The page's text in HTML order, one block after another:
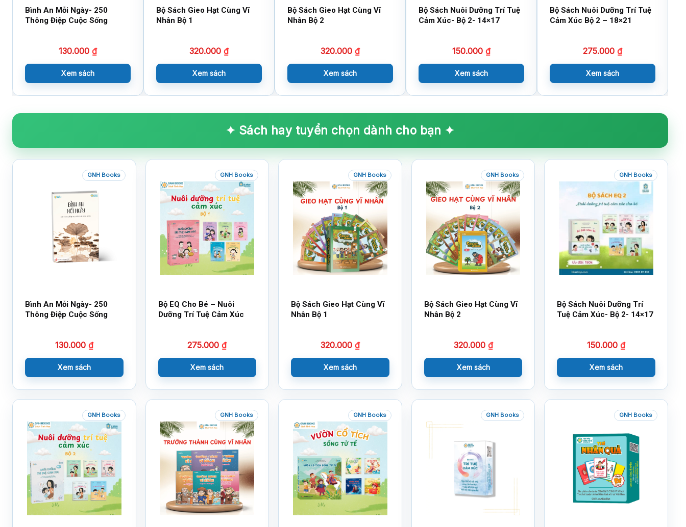
Bình An Mỗi Ngày- 250
Thông Điệp Cuộc Sống
130.000 ₫
Xem sách
Bộ Sách Gieo Hạt Cùng Vĩ
Nhân Bộ 1
320.000 ₫
Xem sách
Bộ Sách Gieo Hạt Cùng Vĩ
Nhân Bộ 2
320.000 ₫
Xem sách
Bộ Sách Nuôi Dưỡng Trí Tuệ
Cảm Xúc- Bộ 2- 14×17
150.000 ₫
Xem sách
Bộ Sách Nuôi Dưỡng Trí Tuệ
Cảm Xúc Bộ 2 – 18×21
275.000 ₫
Xem sách
✦ Sách hay tuyển chọn dành cho bạn ✦
GNH Books
Bình An Mỗi Ngày- 250
Thông Điệp Cuộc Sống
130.000 ₫
Xem sách
GNH Books
Bộ EQ Cho Bé – Nuôi
Dưỡng Trí Tuệ Cảm Xúc
275.000₫
Xem sách
GNH Books
Bộ Sách Gieo Hạt Cùng Vĩ
Nhân Bộ 1
320.000 ₫
Xem sách
GNH Books
Bộ Sách Gieo Hạt Cùng Vĩ
Nhân Bộ 2
320.000 ₫
Xem sách
GNH Books
Bộ Sách Nuôi Dưỡng Trí
Tuệ Cảm Xúc- Bộ 2- 14×17
150.000₫
Xem sách
GNH Books GNH Books GNH Books GNH Books GNH Books